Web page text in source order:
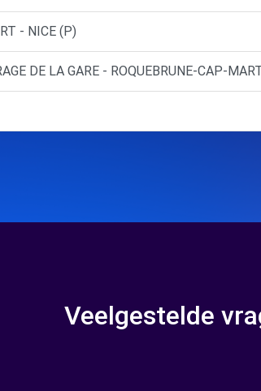
- NICE (P)
DE LA GARE - ROQUEBRUNE-CAP-
Veelgestelde